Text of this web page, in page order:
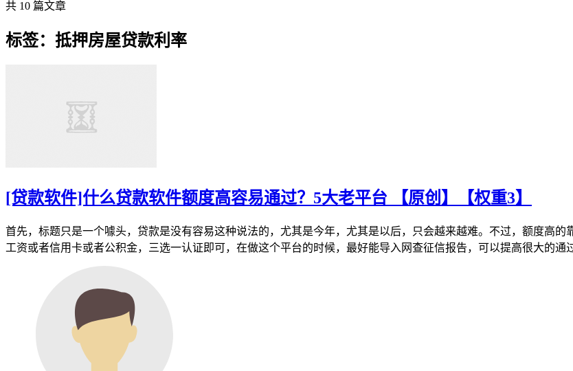
共 10 篇文章
标签：抵押房屋贷款利率
[贷款软件]什么贷款软件额度高容易通过？5大老平台 【原创】【权重3】
首先，标题只是一个噱头，贷款是没有容易这种说法的，尤其是今年，尤其是以后，只会越来越难。不过，额度高
工资或者信用卡或者公积金，三选一认证即可，在做这个平台的时候，最好能导入网查征信报告，可以提高很大的通